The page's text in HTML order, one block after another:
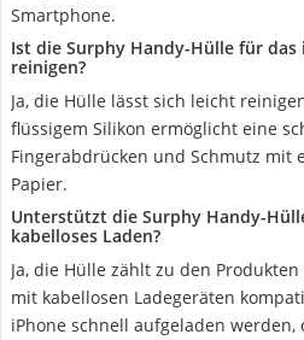
Smartphone.
Ist die Surphy Handy-Hülle für das
reinigen?
Ja, die Hülle lässt sich leicht
flüssigem Silikon ermöglicht eine
Fingerabdrücken und Schmutz mit
Papier.
Unterstützt die Surphy Handy-
kabelloses Laden?
Ja, die Hülle zählt zu den
mit kabellosen Ladegeräten
iPhone schnell aufgeladen